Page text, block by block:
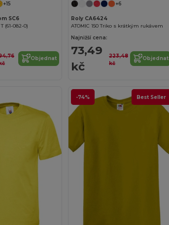
+15
SC6
(61-082-0)
Objednat
+6
Roly CA6424
ATOMIC 150 Triko s krátkým rukávem
Najnižší cena:
73,49
kč
223,48
kč
Objednat
-74% Best Seller